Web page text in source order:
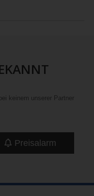
keinem unserer Partner
Preisalarm